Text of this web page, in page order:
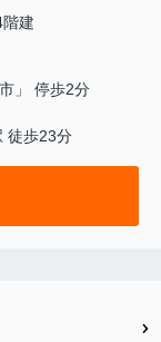
建
」 停歩2分
徒歩23分